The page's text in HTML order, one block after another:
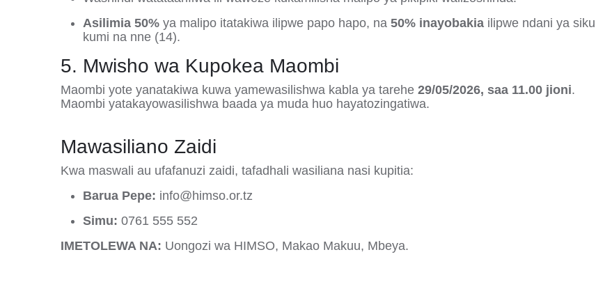
Asilimia 50% ya malipo itatakiwa ilipwe papo hapo, na 50% inayobakia ilipwe ndani ya siku
kumi na nne (14).
5. Mwisho wa Kupokea Maombi
Maombi yote yanatakiwa kuwa yamewasilishwa kabla ya tarehe 29/05/2026, saa 11.00 jioni.
Maombi yatakayowasilishwa baada ya muda huo hayatozingatiwa.
Mawasiliano Zaidi
Kwa maswali au ufafanuzi zaidi, tafadhali wasiliana nasi kupitia:
Barua Pepe: info@himso.or.tz
Simu: 0761 555 552
IMETOLEWA NA: Uongozi wa HIMSO, Makao Makuu, Mbeya.